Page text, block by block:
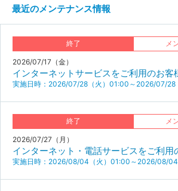
最近のメンテナンス情報
終了 メ
2026/07/17（金）
インターネットサービスをご利用のお客
実施日時：2026/07/28（火）01:00～2026/07/28
終了 メ
2026/07/27（月）
インターネット・電話サービスをご利用
実施日時：2026/08/04（火）01:00～2026/08/